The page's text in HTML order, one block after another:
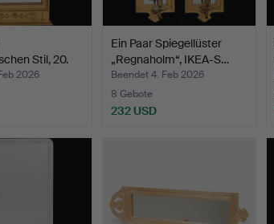
Stil, 20.
2026
Ein Paar Spiegellüster
„Regnaholm“, IKEA-S…
Beendet 4. Feb 2026
8 Gebote
232 USD